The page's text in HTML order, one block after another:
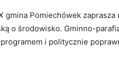
gmina Pomiechówek zaprasza
o środowisko. Gminno-
i politycznie